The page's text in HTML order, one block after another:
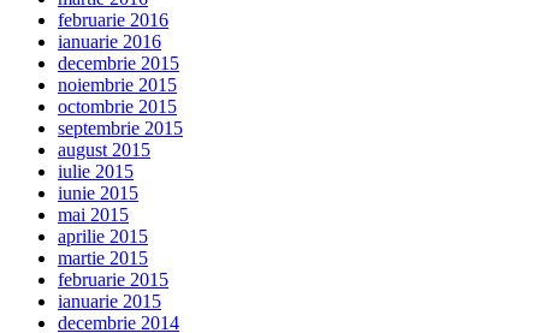
februarie 2016
ianuarie 2016
decembrie 2015
noiembrie 2015
octombrie 2015
septembrie 2015
august 2015
iulie 2015
iunie 2015
mai 2015
aprilie 2015
martie 2015
februarie 2015
ianuarie 2015
decembrie 2014